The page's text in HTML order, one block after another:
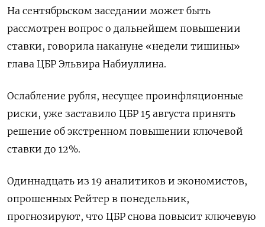
На сентябрьском заседании может быть
рассмотрен вопрос о дальнейшем повышении
ставки, говорила накануне «недели тишины»
глава ЦБР Эльвира Набиуллина.
Ослабление рубля, несущее проинфляционные
риски, уже заставило ЦБР 15 августа принять
решение об экстренном повышении ключевой
ставки до 12%.
Одиннадцать из 19 аналитиков и экономистов,
опрошенных Рейтер в понедельник,
прогнозируют, что ЦБР снова повысит ключевую